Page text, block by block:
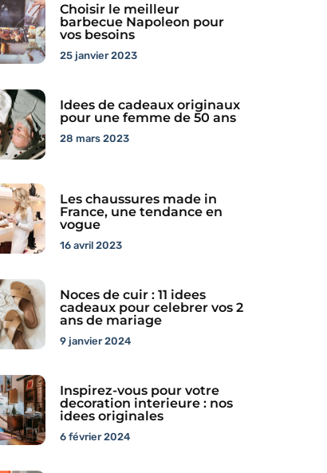
Choisir le meilleur
barbecue Napoleon pour
vos besoins
25 janvier 2023
Idees de cadeaux originaux
pour une femme de 50 ans
28 mars 2023
Les chaussures made in
France, une tendance en
vogue
16 avril 2023
Noces de cuir : 11 idees
cadeaux pour celebrer vos 2
ans de mariage
9 janvier 2024
Inspirez-vous pour votre
decoration interieure : nos
idees originales
6 février 2024